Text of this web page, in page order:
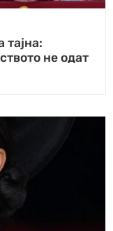
тајна:
не одат